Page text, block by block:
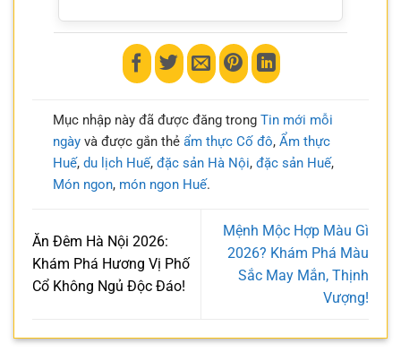
Mục nhập này đã được đăng trong Tin mới mỗi
ngàyvà được gắn thẻ ẩm thực Cố đô, Ẩm thực
Huế, du lịch Huế, đặc sản Hà Nội, đặc sản Huế,
Món ngon, món ngon Huế.
Ăn Đêm Hà Nội 2026:
Khám Phá Hương Vị Phố
Cổ Không Ngủ Độc Đáo!
Mệnh Mộc Hợp Màu Gì
2026? Khám Phá Màu
Sắc May Mắn, Thịnh
Vượng!